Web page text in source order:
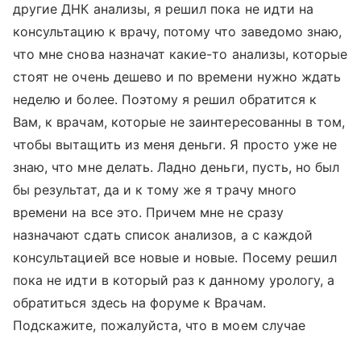
другие ДНК анализы, я решил пока не идти на
консультацию к врачу, потому что заведомо знаю,
что мне снова назначат какие-то анализы, которые
стоят не очень дешево и по времени нужно ждать
неделю и более. Поэтому я решил обратится к
Вам, к врачам, которые не заинтересованны в том,
чтобы вытащить из меня деньги. Я просто уже не
знаю, что мне делать. Ладно деньги, пусть, но был
бы результат, да и к тому же я трачу много
времени на все это. Причем мне не сразу
назначают сдать список анализов, а с каждой
консультацией все новые и новые. Посему решил
пока не идти в который раз к данному урологу, а
обратиться здесь на форуме к Врачам.
Подскажите, пожалуйста, что в моем случае